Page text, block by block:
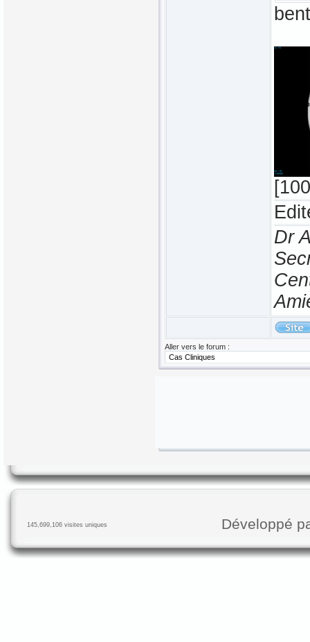
Dr
Aller vers le forum :
145,699,106 visites uniques Développé